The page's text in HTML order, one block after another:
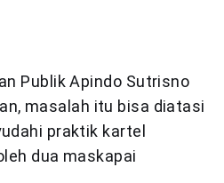
Publik Apindo Sutrisno
masalah itu bisa diatasi
praktik kartel
dua maskapai